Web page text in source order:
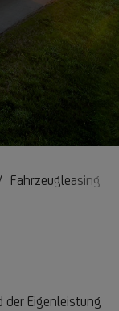
Fahrzeugleasing
der Eigenleistung